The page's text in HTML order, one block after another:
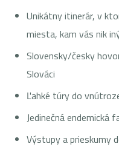
Unikátny itinerár, v
miesta, kam vás nik
Slovensky/česky
Slováci
Ľahké túry do
Jedinečná endemická
Výstupy a prieskumy